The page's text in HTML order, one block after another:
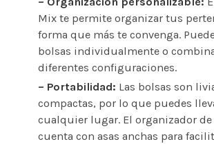
Mix te permite organizar tus
forma que más te convenga.
bolsas individualmente o
diferentes configuraciones.
– Portabilidad: Las bolsas son
compactas, por lo que puedes
cualquier lugar. El organizador
cuenta con asas anchas para